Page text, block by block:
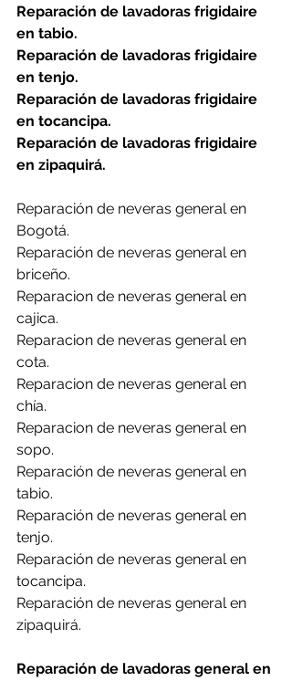
Reparación de lavadoras frigidaire
en tabio.
Reparación de lavadoras frigidaire
en tenjo.
Reparación de lavadoras frigidaire
en tocancipa.
Reparación de lavadoras frigidaire
en zipaquirá.
Reparación de neveras general en
Bogotá.
Reparación de neveras general en
briceño.
Reparacion de neveras general en
cajica.
Reparacion de neveras general en
cota.
Reparacion de neveras general en
chía.
Reparacion de neveras general en
sopo.
Reparación de neveras general en
tabio.
Reparación de neveras general en
tenjo.
Reparación de neveras general en
tocancipa.
Reparación de neveras general en
zipaquirá.
Reparación de lavadoras general en